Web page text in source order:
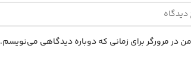
در مرورگر برای زمانی که دوباره دیدگاهی می‌نویسم.